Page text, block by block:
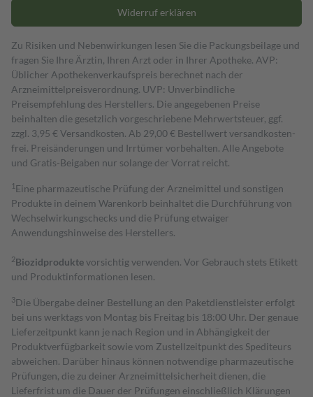
Widerruf erklären
Zu Risiken und Nebenwirkungen lesen Sie die Packungsbeilage und
fragen Sie Ihre Ärztin, Ihren Arzt oder in Ihrer Apotheke. AVP:
Üblicher Apothekenverkaufspreis berechnet nach der
Arzneimittelpreisverordnung. UVP: Unverbindliche
Preisempfehlung des Herstellers. Die angegebenen Preise
beinhalten die gesetzlich vorgeschriebene Mehrwertsteuer, ggf.
zzgl. 3,95 € Versandkosten. Ab 29,00 € Bestell­wert versand­kosten­
frei. Preisänderungen und Irrtümer vorbehalten. Alle Angebote
und Gratis-Beigaben nur solange der Vorrat reicht.
1 Eine pharmazeutische Prüfung der Arzneimittel und sonstigen
Produkte in deinem Warenkorb beinhaltet die Durchführung von
Wechselwirkungschecks und die Prüfung etwaiger
Anwendungshinweise des Herstellers.
2Biozidproduktevorsichtig verwenden. Vor Gebrauch stets Etikett
und Produktinformationen lesen.
3Die Übergabe deiner Bestellung an den Paketdienstleister erfolgt
bei uns werktags von Montag bis Freitag bis 18:00 Uhr. Der genaue
Lieferzeitpunkt kann je nach Region und in Abhängigkeit der
Produktverfügbarkeit sowie vom Zustellzeitpunkt des Spediteurs
abweichen. Darüber hinaus können notwendige pharmazeutische
Prüfungen, die zu deiner Arzneimittelsicherheit dienen, die
Lieferfrist um die Dauer der Prüfungen einschließlich Klärungen